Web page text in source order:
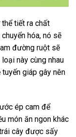
tiết ra chất
hóa, nó sẽ
đường ruột sẽ
này cùng nhau
giáp gây nên
ép cam để
món ăn ngon khác
cây được sấy